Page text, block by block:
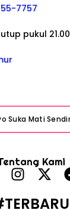
7757
pukul 21.00
Kami